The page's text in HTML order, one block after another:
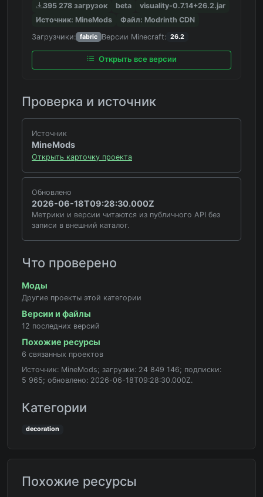
395 278 загрузок beta
visuality-0.7.14+26.2.jar
Источник: MineMods
Файл: Modrinth CDN
Загрузчики: fabric Версии Minecraft: 26.2
Открыть все версии
Проверка и источник
Источник
MineMods
Открыть карточку проекта
Обновлено
2026-06-18T09:28:30.000Z
Метрики и версии читаются из публичного API без
записи в внешний каталог.
Что проверено
Моды
Другие проекты этой категории
Версии и файлы
12 последних версий
Похожие ресурсы
6 связанных проектов
Источник: MineMods; загрузки: 24 849 146; подписки:
5 965; обновлено: 2026-06-18T09:28:30.000Z.
Категории
decoration
Похожие ресурсы